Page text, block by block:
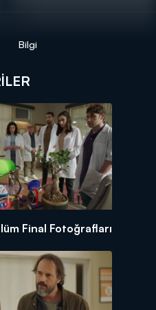
Bilgi
Final Fotoğrafları